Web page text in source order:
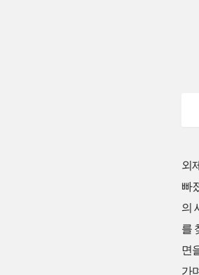
외
빠
의
를
면
가